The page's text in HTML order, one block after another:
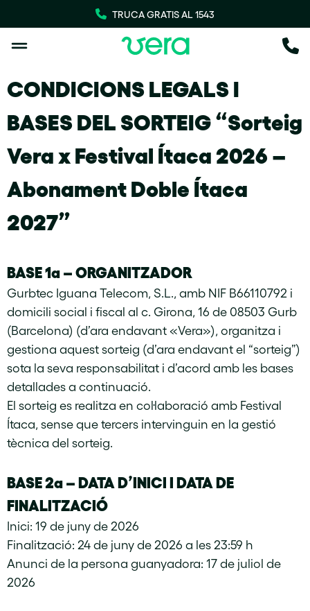
TRUCA GRATIS AL 1543
CONDICIONS LEGALS I
BASES DEL SORTEIG“Sorteig
Vera x Festival Ítaca 2026 –
Abonament Doble Ítaca
2027”
BASE 1a –ORGANITZADOR
Gurbtec Iguana Telecom, S.L., amb NIF B66110792 i
domicili social i fiscal al c. Girona, 16 de 08503 Gurb
(Barcelona) (d’ara endavant «Vera»), organitza i
gestiona aquest sorteig (d’ara endavant el “sorteig”)
sota la seva responsabilitat i d’acord amb les bases
detallades a continuació.
El sorteig es realitza en col·laboració amb Festival
Ítaca, sense que tercers intervinguin en la gestió
tècnica del sorteig.
BASE 2a – DATA D’INICI I DATA DE
FINALITZACIÓ
Inici: 19 de juny de 2026
Finalització: 24 de juny de 2026 a les 23:59 h
Anunci de la persona guanyadora: 17 de juliol de
2026